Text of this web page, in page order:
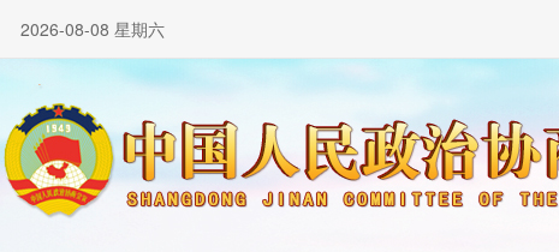
2026-08-08 星期六